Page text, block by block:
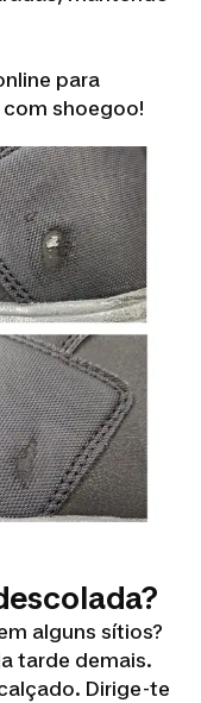
para
shoegoo!
alguns sítios?
tarde demais.
Dirige-te